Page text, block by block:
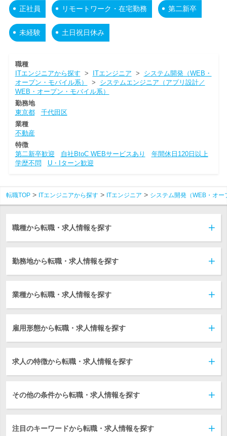
正社員 リモートワーク・在宅勤務 第二新卒
未経験 土日祝日休み
職種
ITエンジニアから探す > ITエンジニア > システム開発（WEB・
オープン・モバイル系）
> システムエンジニア（アプリ設計／
WEB・オープン・モバイル系）
勤務地
東京都
千代田区
業種
不動産
特徴
第二新卒歓迎
自社BtoC WEBサービスあり
年間休日120日以上
学歴不問
U・Iターン歓迎
転職TOP ITエンジニアから探す ITエンジニア システム開発（WEB・オ
職種から転職・求人情報を探す
勤務地から転職・求人情報を探す
業種から転職・求人情報を探す
雇用形態から転職・求人情報を探す
求人の特徴から転職・求人情報を探す
その他の条件から転職・求人情報を探す
注目のキーワードから転職・求人情報を探す